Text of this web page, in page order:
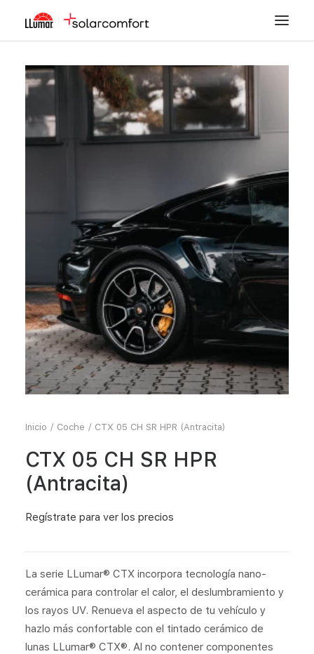
LÁMINAS SOLARES
SEGURIDAD
TINTADO DE LUNAS
PPF
ACCESORIOS
MI CUENTA
Inicio Coche CTX 05 CH SR HPR (Antracita)
CTX 05 CH SR HPR
(Antracita)
Regístrate para ver los precios
La serie LLumar® CTX incorpora tecnología nano-
cerámica para controlar el calor, el deslumbramiento y
los rayos UV. Renueva el aspecto de tu vehículo y
hazlo más confortable con el tintado cerámico de
lunas LLumar® CTX®. Al no contener componentes